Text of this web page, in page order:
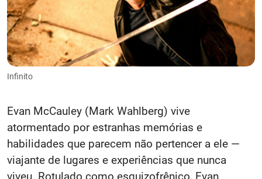
Infinito
Evan McCauley (Mark Wahlberg) vive
atormentado por estranhas memórias e
habilidades que parecem não pertencer a ele —
viajante de lugares e experiências que nunca